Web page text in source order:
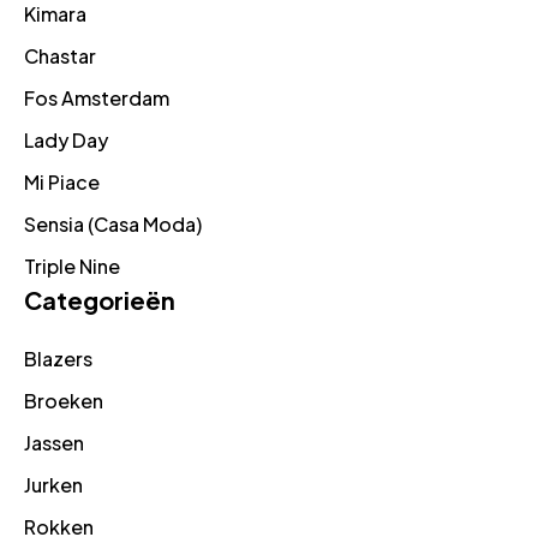
Kimara
Chastar
Fos Amsterdam
Lady Day
Mi Piace
Sensia (Casa Moda)
Triple Nine
Categorieën
Blazers
Broeken
Jassen
Jurken
Rokken